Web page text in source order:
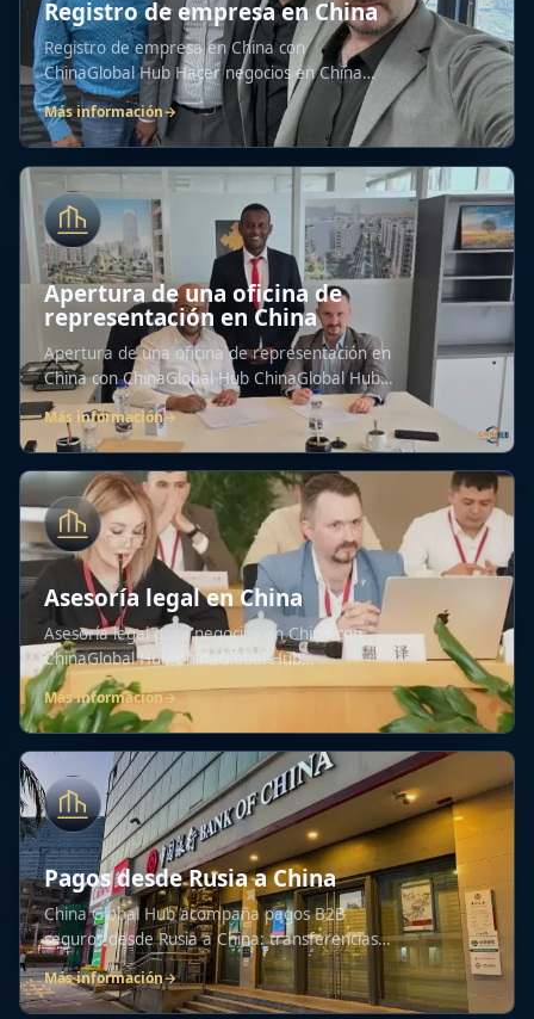
Registro de empresa en China
Registro de empresa en China con
ChinaGlobal Hub Hacer negocios en China
requiere un registro...
Más información→
Apertura de una oficina de
representación en China
Apertura de una oficina de representación en
China con ChinaGlobal Hub ChinaGlobal Hub
ayuda...
Más información→
Asesoría legal en China
Asesoría legal para negocios en China con
ChinaGlobal Hub ChinaGlobal Hub
proporciona...
Más información→
Pagos desde Rusia a China
China Global Hub acompaña pagos B2B
seguros desde Rusia a China: transferencias
bancarias,...
Más información→